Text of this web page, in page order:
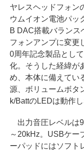
ヤレスヘッドフォン
ウムイオン電池パッ
B DAC搭載バランス
フォンアンプに変更
0周年記念製品とし
化。そうした経緯が
め、本体に備えてい
源、ボリュームボタ
k/BattのLEDは動作し
出力音圧レベルは
～20kHz。USBケー
ーパッドにはソフト